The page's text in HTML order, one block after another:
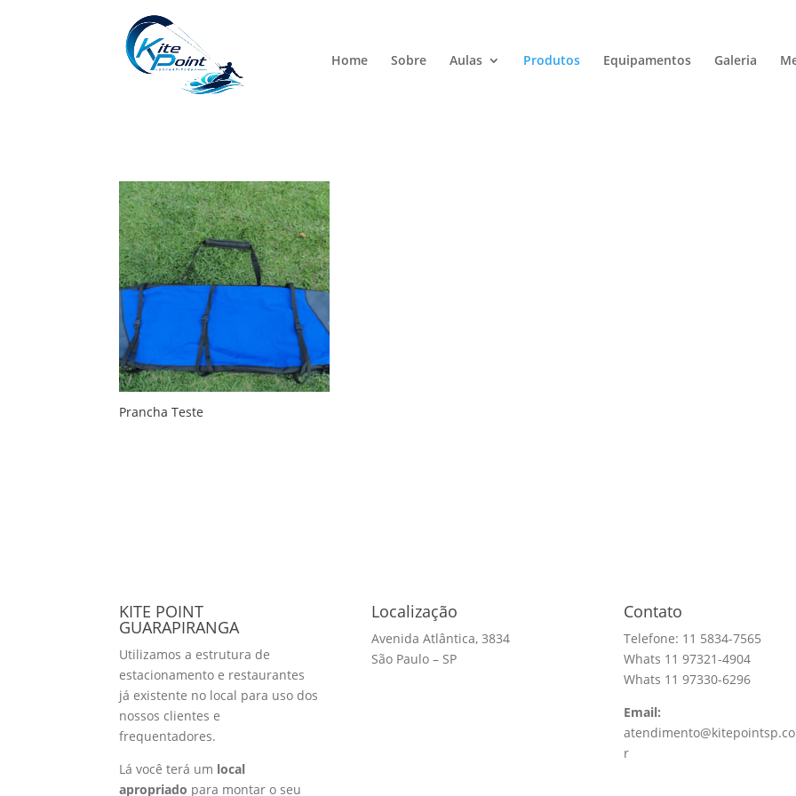
Home Sobre Aulas Produtos Equipamentos Galeria
Prancha Teste
KITE POINT
GUARAPIRANGA
Utilizamos a estrutura de
estacionamento e restaurantes
já existente no local para uso dos
nossos clientes e
frequentadores.
Lá você terá um local
apropriado para montar o seu
Localização
Avenida Atlântica, 3834
São Paulo – SP
Contato
Telefone: 11 5834-7565
Whats 11 97321-4904
Whats 11 97330-6296
Email:
r